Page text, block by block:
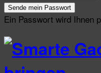
Ein Passwort wird Ihnen